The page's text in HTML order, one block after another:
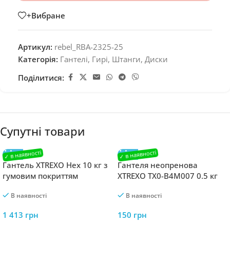
+Вибране
Артикул: rebel_RBA-2325-25
Категорія: Гантелі, Гирі, Штанги, Диски
Поділитися:
Супутні товари
Гантель XTREXO Hex 10 кг з
гумовим покриттям
В наявності
1 413 грн
Гантеля неопренова
XTREXO TX0-B4M007 0.5 кг
В наявності
150 грн